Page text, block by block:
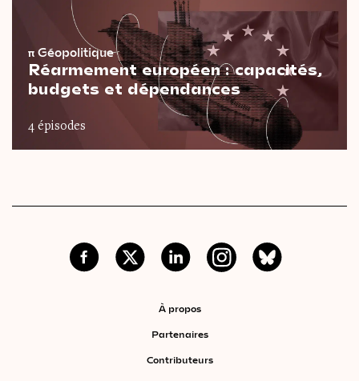
π Géopolitique
Réarmement européen : capacités,
budgets et dépendances
4 épisodes
À propos
Partenaires
Contributeurs